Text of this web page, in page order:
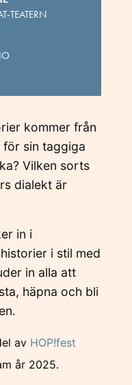
TEATERN
kommer från
sin taggiga
Vilken sorts
dialekt är
in i
i stil med
in alla att
häpna och bli
av HOP!fest
år 2025.